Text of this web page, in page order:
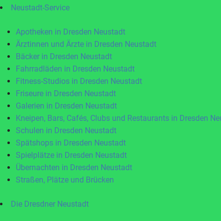
Neustadt-Service
Apotheken in Dresden Neustadt
Ärztinnen und Ärzte in Dresden Neustadt
Bäcker in Dresden Neustadt
Fahrradläden in Dresden Neustadt
Fitness-Studios in Dresden Neustadt
Friseure in Dresden Neustadt
Galerien in Dresden Neustadt
Kneipen, Bars, Cafés, Clubs und Restaurants in Dresden
Schulen in Dresden Neustadt
Spätshops in Dresden Neustadt
Spielplätze in Dresden Neustadt
Übernachten in Dresden Neustadt
Straßen, Plätze und Brücken
Die Dresdner Neustadt